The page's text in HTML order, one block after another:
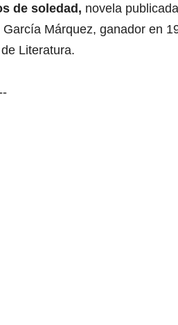
de soledad, novela
Márquez, ganador en
Literatura.